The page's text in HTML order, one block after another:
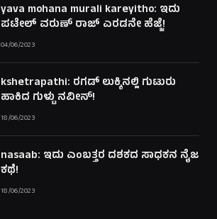
yava mohana murali kareyitho: ಇದು
ಪಟೇಲ್ ವರುಣ್ ರಾಜ್ ಎರಡನೇ ಹೆಜ್ಜೆ!
04/06/2023
kshetrapathi: ರಗಡ್ ಲುಕ್ಕಿನಲ್ಲಿ ಗುಟುರು
ಹಾಕಿದ ಗುಳ್ಟು ನವೀನ್!
18/06/2023
nasaab: ಇದು ಎಂಬತ್ತರ ದಶಕದ ಸಾಧಕನ ನೈಜ
ಕಥೆ!
18/06/2023